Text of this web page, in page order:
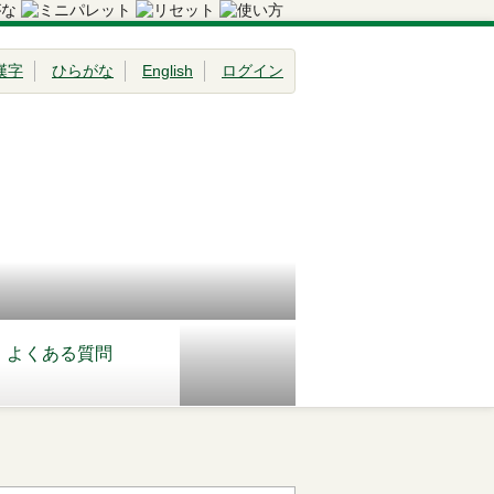
よくある質問
字 ひらがな English ログイン